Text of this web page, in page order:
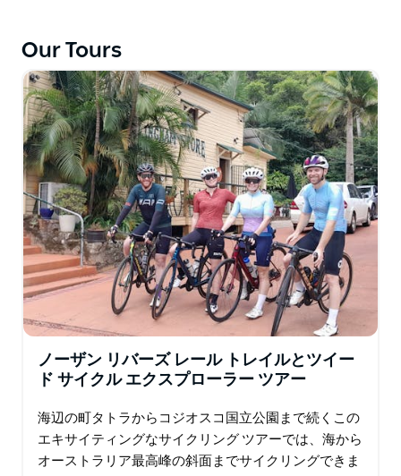
在、この地域はセミヨンとシラーズで有名です。また、
素晴らしいシャルドネ、カベルネソーヴィニヨン、ヴェ
ルデーリョもあります。
このセルフガイドサイクルでは、ハンターバレー周辺の
旅に出て、ハンターバレーが提供する最高のものを体験
します。展示されているのはワインだけではありませ
ん。職人のオリーブ生産者、ショコラティエ、シェフ、
パン屋が、多くの農場、カフェ、レストランでこの地域
の最高のものを紹介しています。豪華な宿泊施設に滞在
すると、一日の終わりにリラックスして、周囲のブドウ
園の景色を楽しむことができます。
サイクルの美しさは、あなたが自由に自分のペースを設
定できることです。長いランチを楽しんだり、地元の珍
味を試飲したり、途中でワインの試飲に立ち寄ったりす
る時間があります。バレーで2日間サイクリングをする
楽しむことができます。
Our Tours
ノーザン リバーズ レール トレイルとツイー
ド サイクル エクスプローラー ツアー
海辺の町タトラからコジオスコ国立公園まで続くこの
エキサイティングなサイクリング ツアーでは、海から
オーストラリア最高峰の斜面までサイクリングできま